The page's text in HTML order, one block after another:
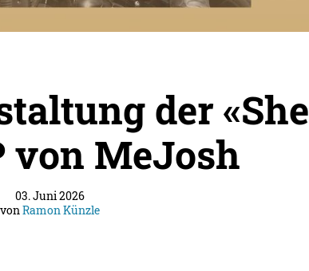
der «She
von MeJosh
03. Juni 2026
vonRamon Künzle